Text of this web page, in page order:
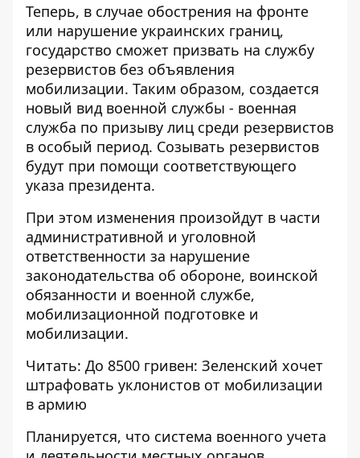
Теперь, в случае обострения на фронте
или нарушение украинских границ,
государство сможет призвать на службу
резервистов без объявления
мобилизации. Таким образом, создается
новый вид военной службы - военная
служба по призыву лиц среди резервистов
в особый период. Созывать резервистов
будут при помощи соответствующего
указа президента.
При этом изменения произойдут в части
административной и уголовной
ответственности за нарушение
законодательства об обороне, воинской
обязанности и военной службе,
мобилизационной подготовке и
мобилизации.
Читать: До 8500 гривен: Зеленский хочет
штрафовать уклонистов от мобилизации
в армию
Планируется, что система военного учета